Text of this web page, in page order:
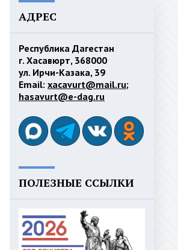
АДРЕС
Республика Дагестан
г. Хасавюрт, 368000
ул. Ирчи-Казака, 39
Email: xacavurt@mail.ru;
hasavurt@e-dag.ru
ПОЛЕЗНЫЕ ССЫЛКИ